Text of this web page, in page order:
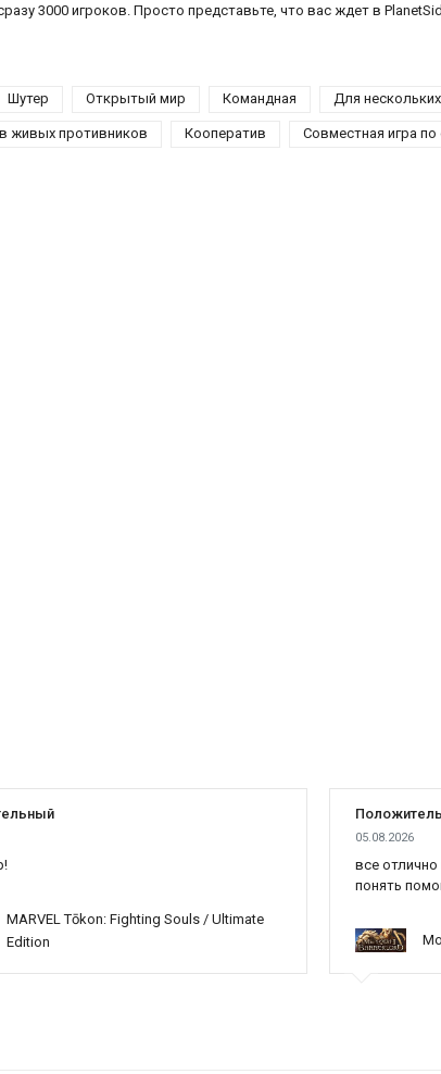
3000 игроков. Просто представьте, что вас ждет в
Шутер Открытый мир Командная Для
живых противников Кооператив Совместная игра по
MARVEL Tōkon: Fighting Souls / Ultimate
Edition
05.08.2026
все
понять